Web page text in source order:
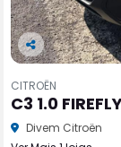
Co
pa
rtil
he
CITROËN
C3 1.0
Divem Citroën